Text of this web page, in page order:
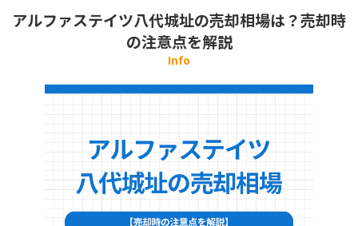
アルファステイツ八代城址の売却相場は？売却時
の注意点を解説
Info